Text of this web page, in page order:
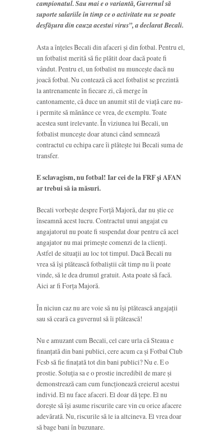
campionatul. Sau mai e o variantă, Guvernul să
suporte salariile în timp ce o activitate nu se poate
desfăşura din cauza acestui virus”, a declarat Becali.
Asta a înțeles Becali din afaceri și din fotbal. Pentru el,
un fotbalist merită să fie plătit doar dacă poate fi
vândut. Pentru el, un fotbalist nu muncește dacă nu
joacă fotbal. Nu contează că acel fotbalist se prezintă
la antrenamente în fiecare zi, că merge în
cantonamente, că duce un anumit stil de viață care nu-
i permite să mănânce ce vrea, de exemplu. Toate
acestea sunt irelevante. În viziunea lui Becali, un
fotbalist muncește doar atunci când semnează
contractul cu echipa care îi plătește lui Becali suma de
transfer.
E sclavagism, nu fotbal! Iar cei de la FRF și AFAN
ar trebui să ia măsuri.
Becali vorbește despre Forță Majoră, dar nu știe ce
înseamnă acest lucru. Contractul unui angajat cu
angajatorul nu poate fi suspendat doar pentru că acel
angajator nu mai primește comenzi de la clienți.
Astfel de situații au loc tot timpul. Dacă Becali nu
vrea să își plătească fotbaliștii cât timp nu îi poate
vinde, să le dea drumul gratuit. Asta poate să facă.
Aici ar fi Forța Majoră.
În niciun caz nu are voie să nu își plătească angajații
sau să ceară ca guvernul să îi plătească!
Nu e amuzant cum Becali, cel care urla că Steaua e
finanțată din bani publici, cere acum ca și Fotbal Club
Fcsb să fie finațată tot din bani publici? Nu e. E o
prostie. Soluția sa e o prostie incredibil de mare și
demonstrează cam cum funcționează creierul acestui
individ. El nu face afaceri. El doar dă țepe. El nu
dorește să își asume riscurile care vin cu orice afacere
adevărată. Nu, riscurile să le ia altcineva. El vrea doar
să bage bani în buzunare.